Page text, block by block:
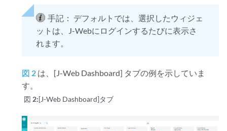
手記： デフォルトでは、選択したウィジェ
ットは、J-Webにログインするたびに表示さ
れます。
図 2 は、[J-Web Dashboard] タブの例を示していま
す。
図 2:[J-Web Dashboard]タブ